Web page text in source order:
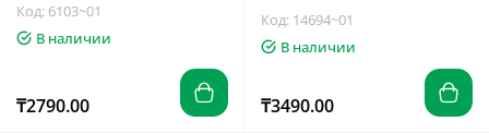
Код: 6103~01
В наличии
₸2790.00
Код: 14694~01
В наличии
₸3490.00